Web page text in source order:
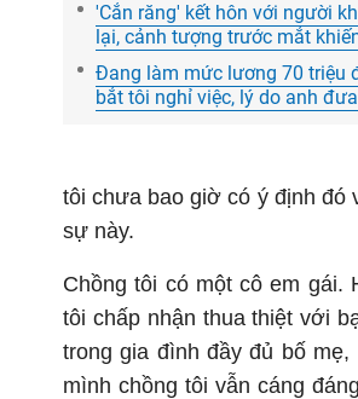
'Cắn răng' kết hôn với người
lại, cảnh tượng trước mắt
Đang làm mức lương 70 triệu
bắt tôi nghỉ việc, lý do anh
tôi chưa bao giờ có ý định đó
sự này.
Chồng tôi có một cô em gái.
tôi chấp nhận thua thiệt với
trong gia đình đầy đủ bố
mình chồng tôi vẫn cáng